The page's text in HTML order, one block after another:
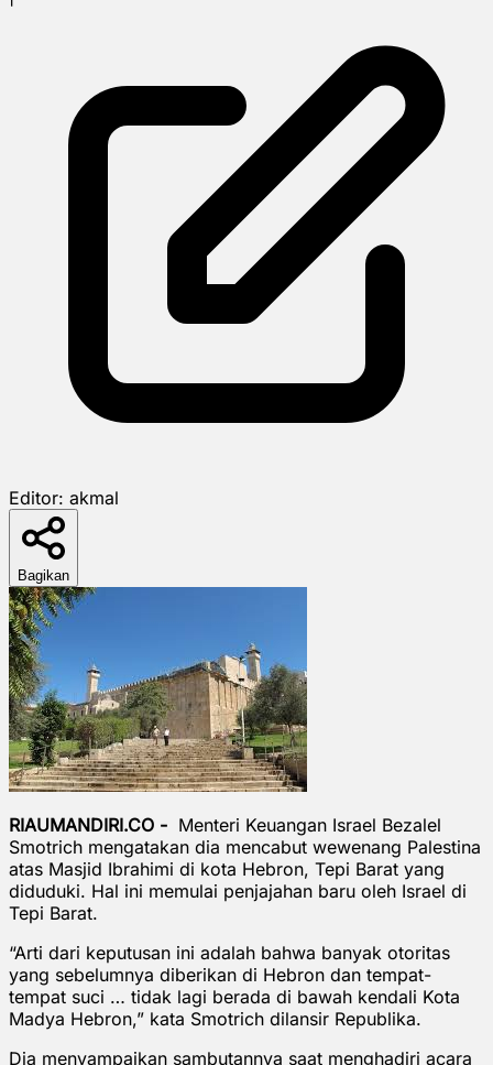
Editor: akmal
Bagikan
RIAUMANDIRI.CO - Menteri Keuangan Israel Bezalel
Smotrich mengatakan dia mencabut wewenang Palestina
atas Masjid Ibrahimi di kota Hebron, Tepi Barat yang
diduduki. Hal ini memulai penjajahan baru oleh Israel di
Tepi Barat.
“Arti dari keputusan ini adalah bahwa banyak otoritas
yang sebelumnya diberikan di Hebron dan tempat-
tempat suci … tidak lagi berada di bawah kendali Kota
Madya Hebron,” kata Smotrich dilansir Republika.
Dia menyampaikan sambutannya saat menghadiri acara